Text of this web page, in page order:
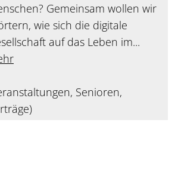
Gemeinsam wollen wir
wie sich die digitale
auf das Leben im...
Senioren,